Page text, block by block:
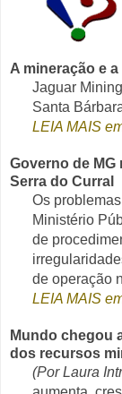
A mineração e
Jaguar
Santa
LEIA MAIS
Governo de
Serra do Curral
Os
Ministério
de
de operação
LEIA MAIS
Mundo chegou
dos recursos
(Por Laura